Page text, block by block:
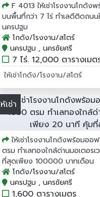
F 4013 ให้เช่าโรงงานโกดั
บนพื้นที่กว่า 7 ไร่ ทำเลดีติดถน
นครปฐม
โกดัง/โรงงาน/สโตร์
นครปฐม , นครชัยศรี
7 ไร่. 12,000 ตารางเมต
ให้เช่าโกดัง/โรงงาน/สโตร์
เช่า
ให้เช่าโรงงานโกดังพร้อมอ
ตรม ทำเลทองใกล้ด่านมอเตอร
ที่สุดเพียง 100000 บาทเดือน
โกดัง/โรงงาน/สโตร์
นครปฐม , นครชัยศรี
1,600 ตารางเมตร